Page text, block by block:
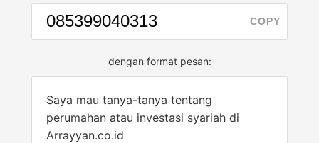
COPY
dengan format pesan:
Saya mau tanya-tanya tentang
perumahan atau investasi syariah di
Arrayyan.co.id